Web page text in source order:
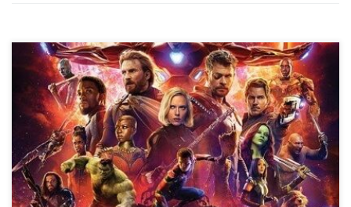
Llegó el día que millones de personas estaban esperando, el 27
de abril se estrenó a nivel mundial Vengadores: Infinity War, la
última superproducción de Marvel hasta la fecha. No solo es la
película más ambiciosa del Universo Cinematográfico Marvel (UCM
a partir de ahora) dicho por los directores Anthony […]